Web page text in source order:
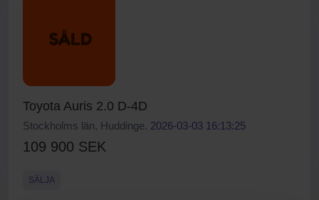
Toyota Auris 2.0 D-4D
Stockholms län, Huddinge. 2026-03-03 16:13:25
109 900 SEK
SÄLJA